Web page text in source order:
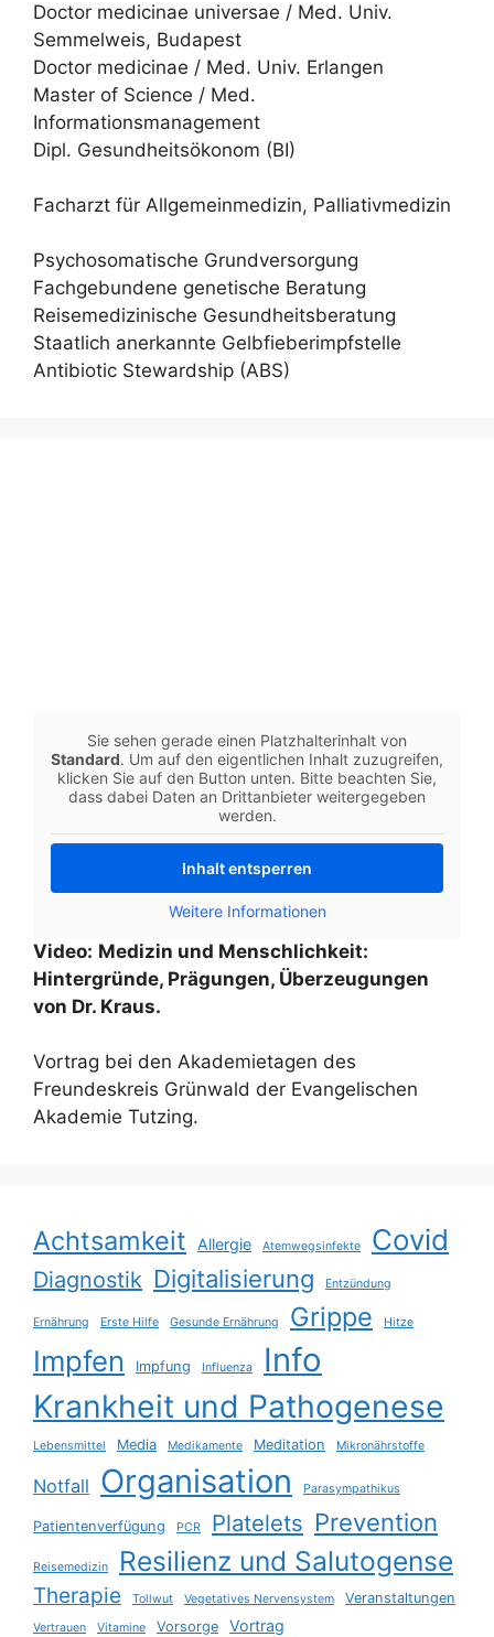
Doctor medicinae universae / Med. Univ.
Semmelweis, Budapest
Doctor medicinae / Med. Univ. Erlangen
Master of Science / Med.
Informationsmanagement
Dipl. Gesundheitsökonom (BI)
Facharzt für Allgemeinmedizin, Palliativmedizin
Psychosomatische Grundversorgung
Fachgebundene genetische Beratung
Reisemedizinische Gesundheitsberatung
Staatlich anerkannte Gelbfieberimpfstelle
Antibiotic Stewardship (ABS)
Sie sehen gerade einen Platzhalterinhalt von
Standard. Um auf den eigentlichen Inhalt zuzugreifen,
klicken Sie auf den Button unten. Bitte beachten Sie,
dass dabei Daten an Drittanbieter weitergegeben
werden.
Inhalt entsperren
Weitere Informationen
Video: Medizin und Menschlichkeit:
Hintergründe, Prägungen, Überzeugungen
von Dr. Kraus.
Vortrag bei den Akademietagen des
Freundeskreis Grünwald der Evangelischen
Akademie Tutzing.
Achtsamkeit Allergie Atemwegsinfekte Covid
Diagnostik Digitalisierung Entzündung
Ernährung Erste Hilfe Gesunde Ernährung Grippe Hitze
Impfen Impfung Influenza Info
Krankheit und Pathogenese
Lebensmittel Media Medikamente Meditation Mikronährstoffe
Notfall Organisation Parasympathikus
Patientenverfügung PCR Platelets Prevention
Reisemedizin Resilienz und Salutogense
Therapie Tollwut Vegetatives Nervensystem Veranstaltungen
Vertrauen Vitamine Vorsorge Vortrag